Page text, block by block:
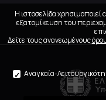
Η ιστοσελίδα
εξατομίκευση του
Δείτε τους ανανεωμένους
Αναγκαία-